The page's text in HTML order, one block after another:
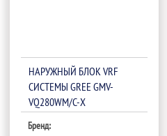
НАРУЖНЫЙ БЛОК VRF
СИСТЕМЫ GREE GMV-
VQ280WM/C-X
Бренд: